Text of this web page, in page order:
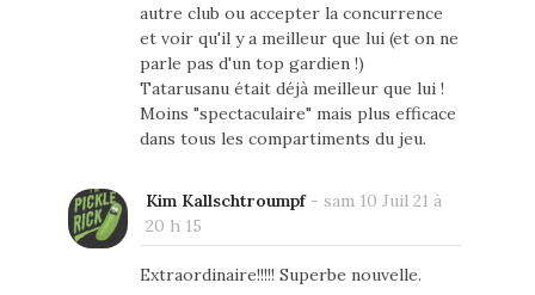
autre club ou accepter la concurrence
et voir qu'il y a meilleur que lui (et on ne
parle pas d'un top gardien !)
Tatarusanu était déjà meilleur que lui !
Moins "spectaculaire" mais plus efficace
dans tous les compartiments du jeu.
Kim Kallschtroumpf- sam 10 Juil 21 à
20 h 15
Extraordinaire!!!!! Superbe nouvelle.